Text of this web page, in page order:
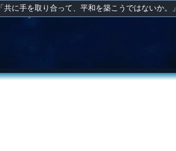
「共に手を取り合って、平和を築こうではないか。」